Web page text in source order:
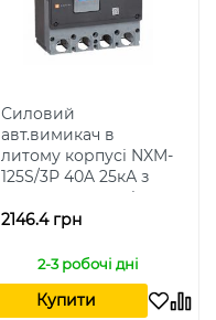
Силовий
авт.вимикач в
литому корпусі NXM-
125S/3Р 40A 25кА з
2146.4 грн
2-3 робочі дні
Купити